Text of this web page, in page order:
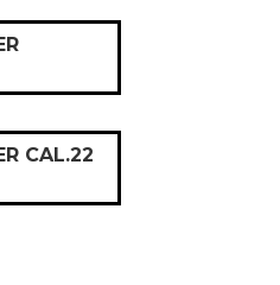
CAL.22